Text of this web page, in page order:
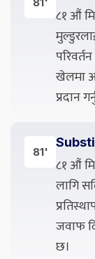
81'
८१ औं
खेलमा
प्रदान
81'
८१ औं
लागि
जवाफ
छ।